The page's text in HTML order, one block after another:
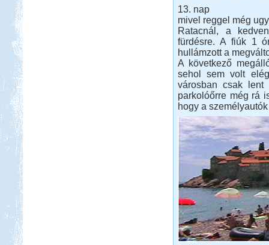
13. nap
mivel reggel még
Ratacnál, a
fürdésre. A fiúk 1
hullámzott a
A következő
sehol sem volt
városban csak
parkolóőrre még rá
hogy a